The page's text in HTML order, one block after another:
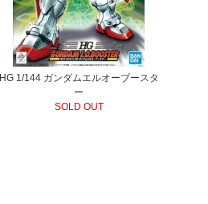
HG 1/144 ガンダムエルオーブースタ
ー
SOLD OUT